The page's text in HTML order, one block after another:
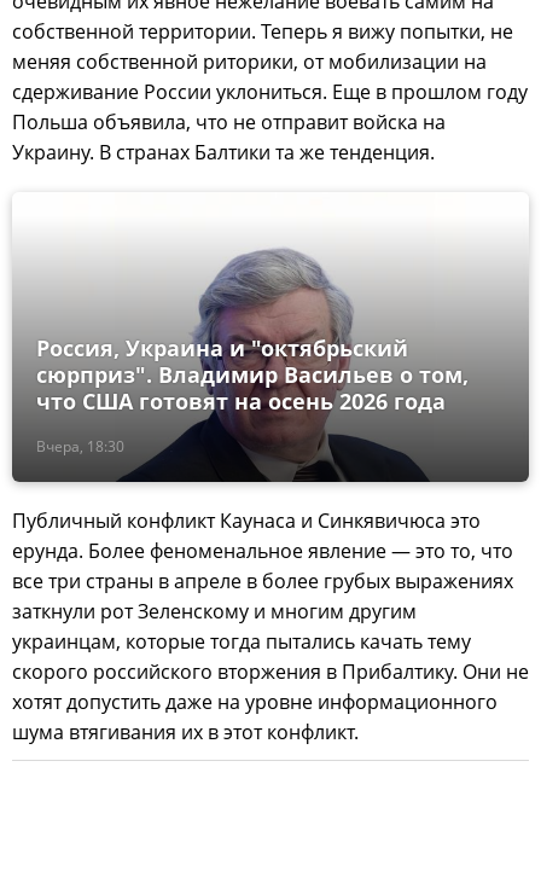
собственной территории. Теперь я вижу попытки, не
меняя собственной риторики, от мобилизации на
сдерживание России уклониться. Еще в прошлом году
Польша объявила, что не отправит войска на
Украину. В странах Балтики та же тенденция.
Вчера, 18:30
Россия, Украина и "октябрьский
сюрприз". Владимир Васильев о том,
что США готовят на осень 2026 года
Публичный конфликт Каунаса и Синкявичюса это
ерунда. Более феноменальное явление — это то, что
все три страны в апреле в более грубых выражениях
заткнули рот Зеленскому и многим другим
украинцам, которые тогда пытались качать тему
скорого российского вторжения в Прибалтику. Они не
хотят допустить даже на уровне информационного
шума втягивания их в этот конфликт.